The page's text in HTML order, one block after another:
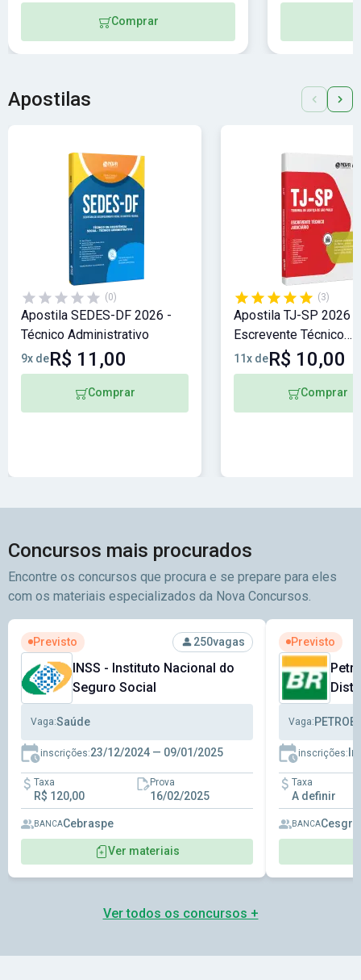
Comprar
Apostilas
(0)
Apostila SEDES-DF 2026 -
Técnico Administrativo
9x deR$ 11,00
Comprar
(3)
Apostila TJ-SP 2026 -
Escrevente Técnico
Judiciário
11x deR$ 10,00
Comprar
Concursos mais procurados
Encontre os concursos que procura e se prepare para eles
com os materiais especializados da Nova Concursos.
Ver concurso: INSS - Instituto Nacional do Seguro Social
Previsto 250vagas
INSS - Instituto Nacional do
Seguro Social
Vaga:Saúde
inscrições:23/12/2024 — 09/01/2025
Taxa
R$ 120,00
Prova
16/02/2025
BANCACebraspe
Ver materiais
Ver concurso:
Previsto
Vaga:
inscrições:
Taxa
A definir
BANCA
Ver todos os concursos +